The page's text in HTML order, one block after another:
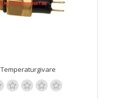
Temperaturgivare